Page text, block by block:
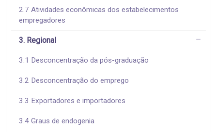
2.7 Atividades econômicas dos estabelecimentos
empregadores
3. Regional
3.1 Desconcentração da pós-graduação
3.2 Desconcentração do emprego
3.3 Exportadores e importadores
3.4 Graus de endogenia